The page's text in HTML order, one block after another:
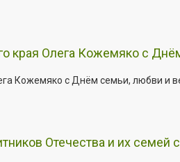
края Олега Кожемяко с
Кожемяко с Днём семьи, любви и
Отечества и их семей